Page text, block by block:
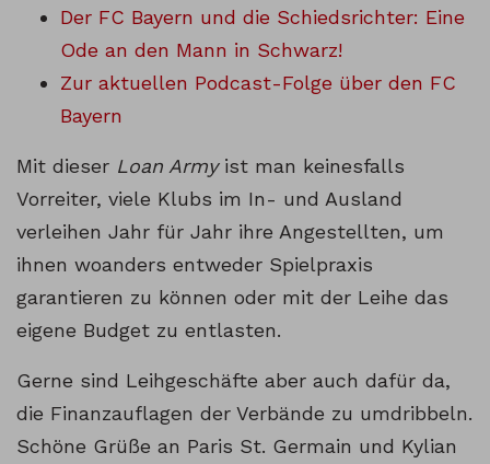
Der FC Bayern und die Schiedsrichter: Eine
Ode an den Mann in Schwarz!
Zur aktuellen Podcast-Folge über den FC
Bayern
Mit dieser Loan Armyist man keinesfalls
Vorreiter, viele Klubs im In- und Ausland
verleihen Jahr für Jahr ihre Angestellten, um
ihnen woanders entweder Spielpraxis
garantieren zu können oder mit der Leihe das
eigene Budget zu entlasten.
Gerne sind Leihgeschäfte aber auch dafür da,
die Finanzauflagen der Verbände zu umdribbeln.
Schöne Grüße an Paris St. Germain und Kylian